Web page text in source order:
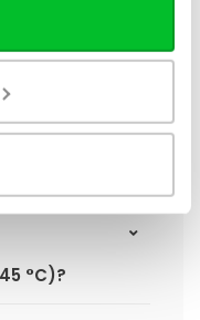
van losse
°C)?